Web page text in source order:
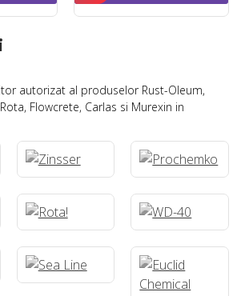
autorizat al produselor Rust-Oleum,
Flowcrete, Carlas si Murexin in